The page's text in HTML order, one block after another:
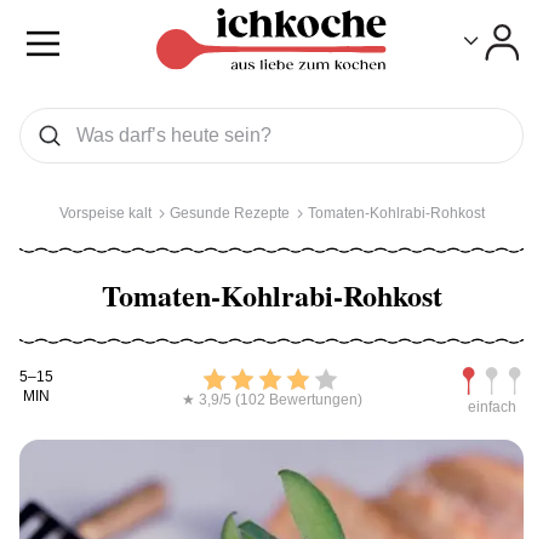
Was wollen Sie suchen
Suchen
Vorspeise kalt Gesunde Rezepte Tomaten-Kohlrabi-Rohkost
Tomaten-Kohlrabi-Rohkost
Kochdauer
5–15
MIN
Bewerten
★ 3,9/5 (102 Bewertungen) einfach